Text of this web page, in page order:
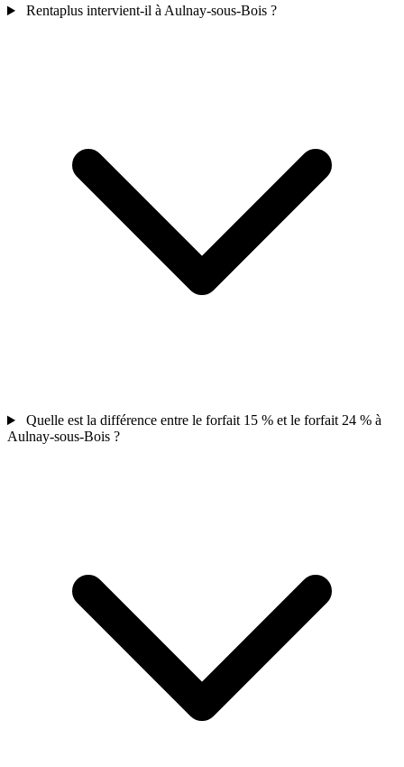
Rentaplus intervient-il à Aulnay-sous-Bois ?
Quelle est la différence entre le forfait 15 % et le forfait 24 % à
Aulnay-sous-Bois ?